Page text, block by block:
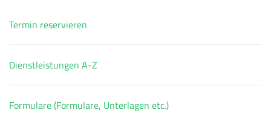
Termin reservieren
Dienstleistungen A-Z
Formulare (Formulare, Unterlagen etc.)